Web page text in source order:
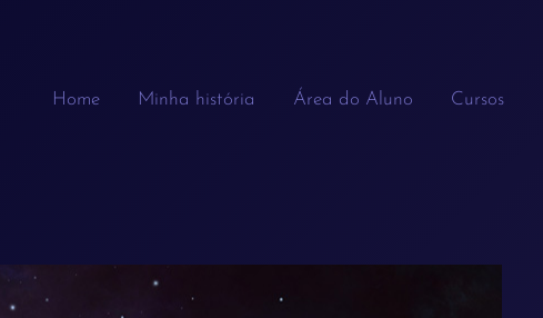
Home Minha história Área do Aluno Cursos